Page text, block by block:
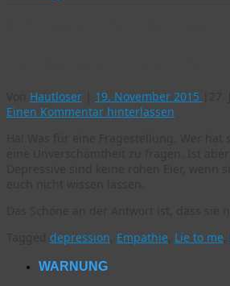
Hautloser 19. November 2015
Einen Kommentar hinterlassen
depression Empathie Lie to me
WARNUNG